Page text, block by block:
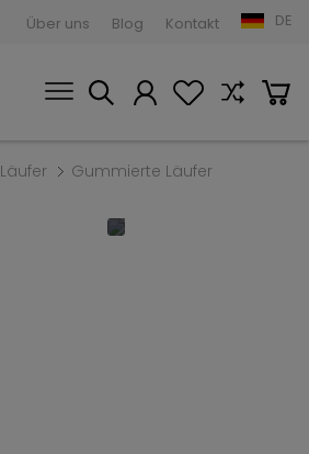
Über uns Blog Kontakt DE
Läufer Gummierte Läufer